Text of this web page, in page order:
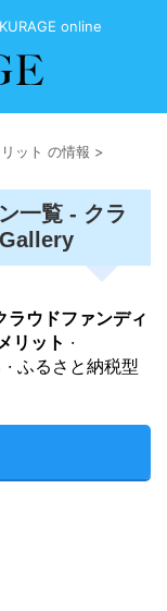
online
ット の情報 >
一覧 - クラ
ラウドファンディ
リット ·
ふるさと納税型